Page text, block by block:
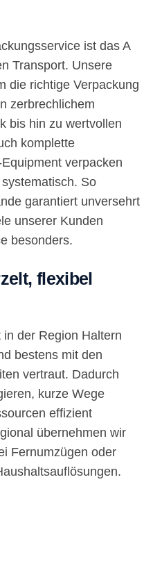
ist das A
Transport. Unsere
die richtige Verpackung
zerbrechlichem
bis hin zu wertvollen
komplette
verpacken
So
garantiert unversehrt
unserer Kunden
besonders.
flexibel
der Region Haltern
bestens mit den
vertraut. Dadurch
kurze Wege
effizient
übernehmen wir
Fernumzügen oder